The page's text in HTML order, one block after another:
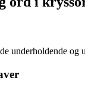
underholdende og